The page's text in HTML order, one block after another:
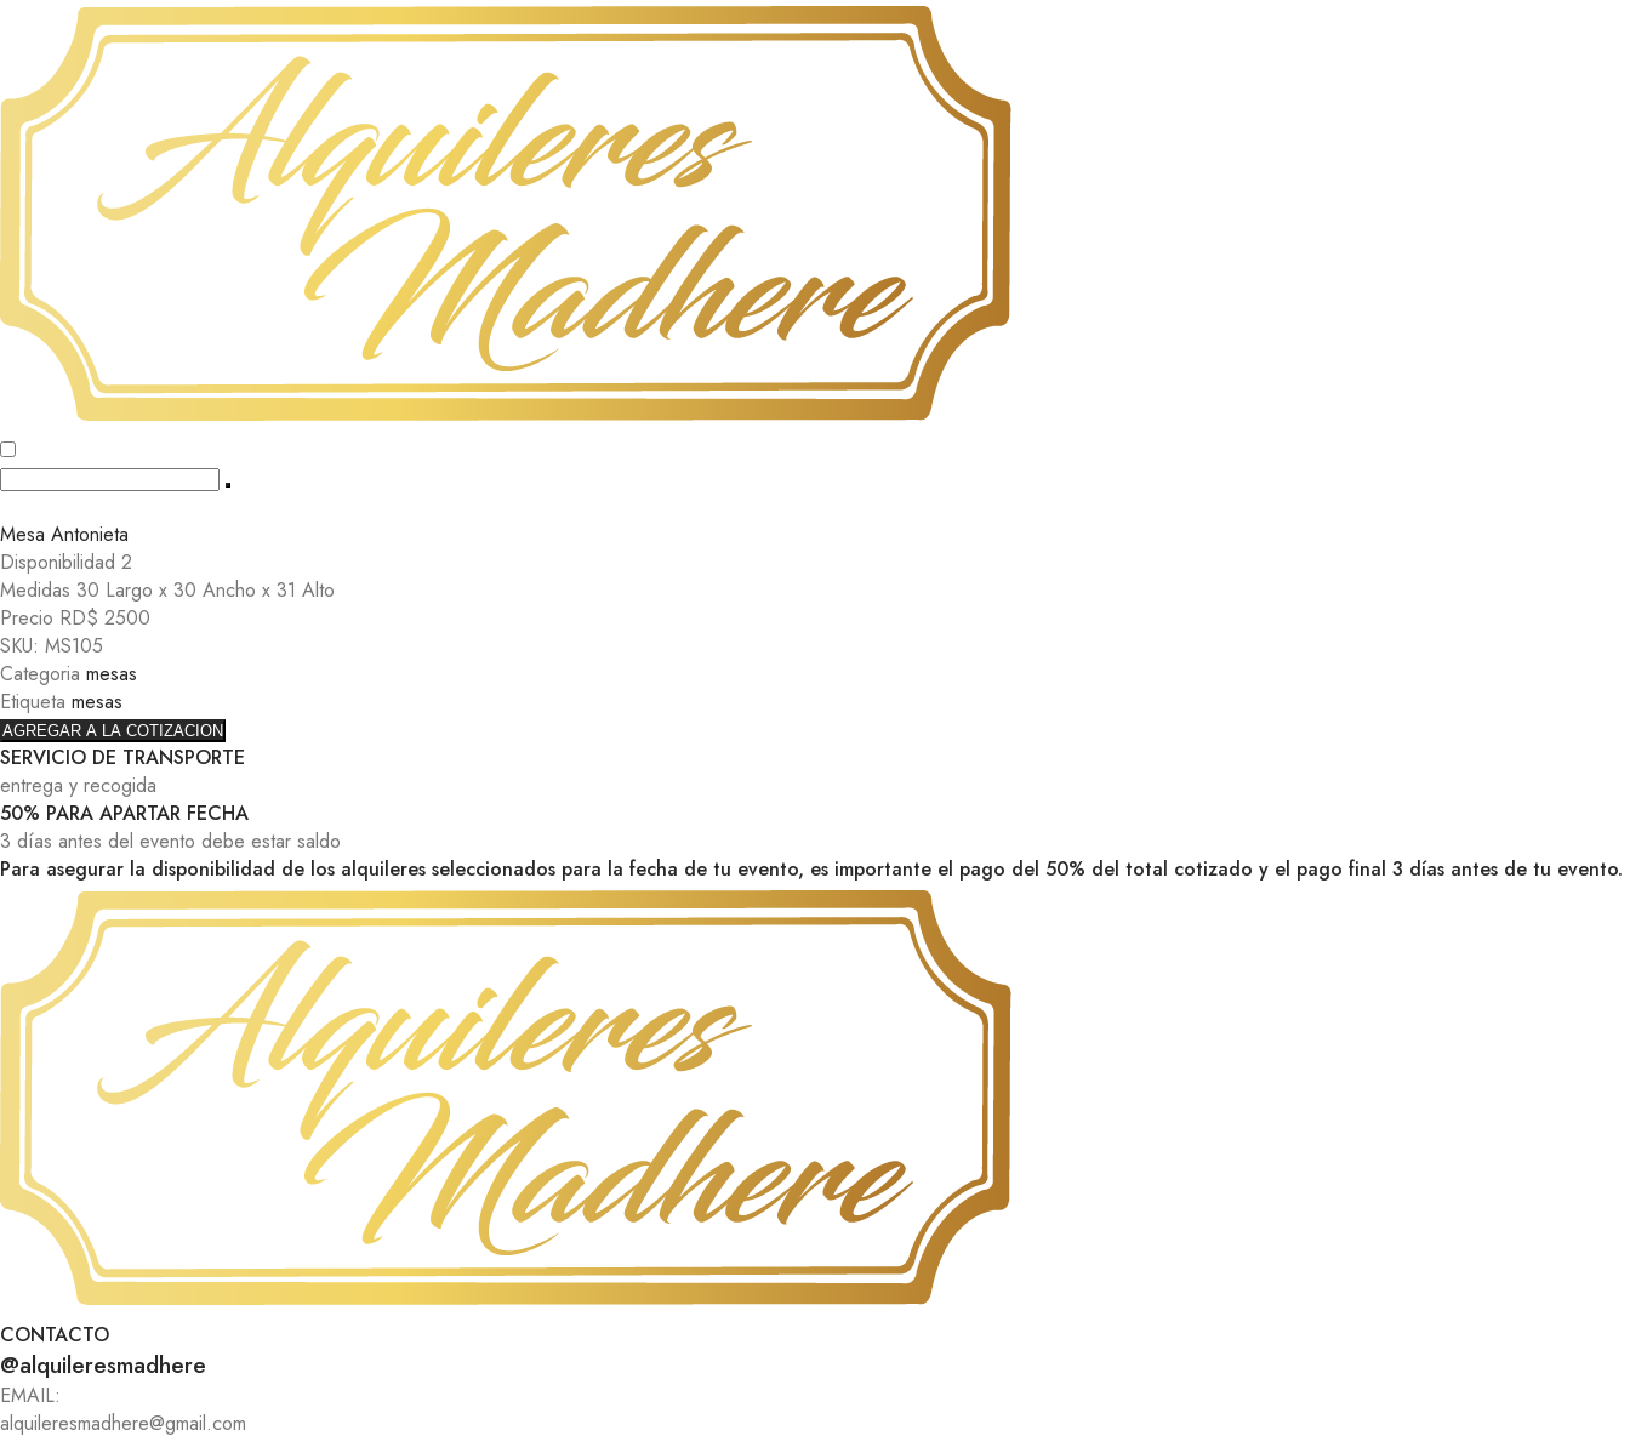
Mesa Antonieta
Disponibilidad 2
Medidas 30 Largo x 30 Ancho x 31 Alto
Precio RD$ 2500
SKU: MS105
Categoria mesas
Etiqueta mesas
AGREGAR A LA COTIZACION
SERVICIO DE TRANSPORTE
entrega y recogida
50% PARA APARTAR FECHA
3 días antes del evento debe estar saldo
Para asegurar la disponibilidad de los alquileres seleccionados para la fecha de tu evento, es importante el pago del 50% del total cotizado y el pago final 3 días antes de tu evento.
CONTACTO
@alquileresmadhere
EMAIL:
alquileresmadhere@gmail.com